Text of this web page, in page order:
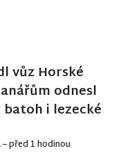
vůz Horské
odnesl
i lezecké
– před 1 hodinou